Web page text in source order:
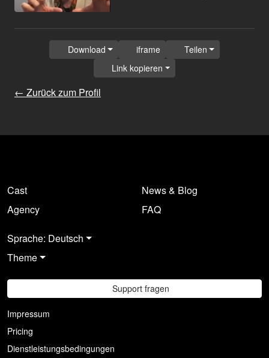
← Zurück zum Profil
Download iframe
Teilen
Link kopieren
Cast
Agency
News & Blog
FAQ
Sprache: Deutsch
Theme
Support fragen
Impressum
Pricing
Dienstleistungsbedingungen